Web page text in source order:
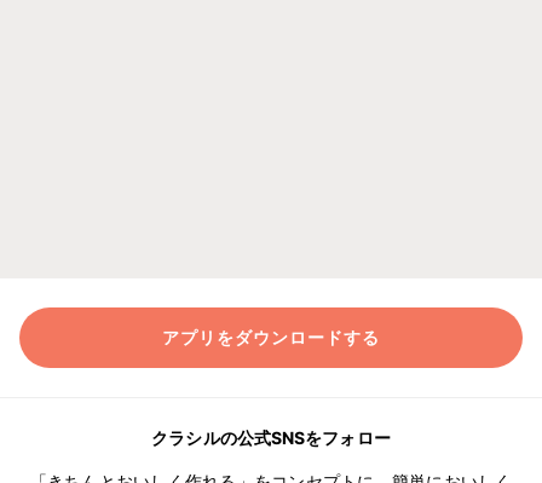
アプリをダウンロードする
クラシルの公式SNSをフォロー